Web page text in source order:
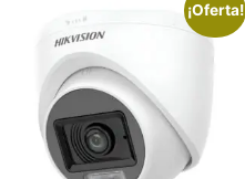
¡Oferta!